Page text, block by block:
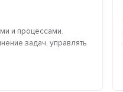
и процессами.
задач, управлять